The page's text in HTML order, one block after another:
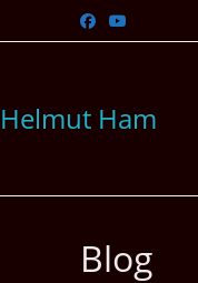
Inhalt
Helmut Ham
Blog